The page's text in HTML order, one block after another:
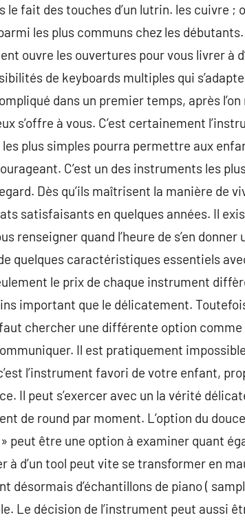
le fait des touches d’un lutrin. les cuivre ;
les plus communs chez les
ouvre les ouvertures pour vous livrer à
de keyboards multiples qui
dans un premier temps, après
s’offre à vous. C’est certainement
plus simples pourra permettre aux
C’est un des instruments les
Dès qu’ils maîtrisent la manière de
satisfaisants en quelques années. Il
renseigner quand l’heure de s’en
quelques caractéristiques essentiels
le prix de chaque instrument
important que le délicatement.
chercher une différente option comme
Il est pratiquement
l’instrument favori de votre enfant,
Il peut s’exercer avec un la vérité
de round par moment. L’option du
peut être une option à examiner quant
d’un tool peut vite se transformer en
d’échantillons de piano (
Le décision de l’instrument peut aussi